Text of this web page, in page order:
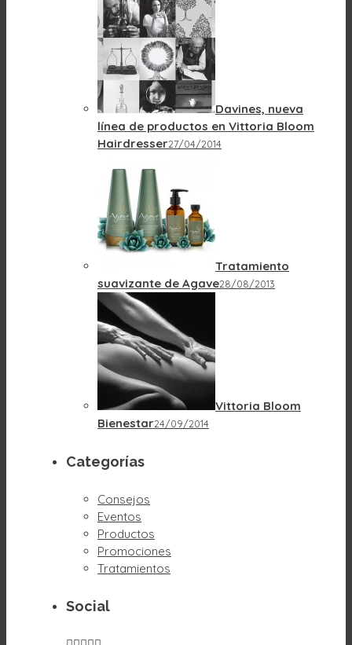
Davines, nueva
línea de productos en Vittoria Bloom
Hairdresser27/04/2014
Tratamiento
suavizante de Agave28/08/2013
Vittoria Bloom
Bienestar24/09/2014
Categorías
Consejos
Eventos
Productos
Promociones
Tratamientos
Social